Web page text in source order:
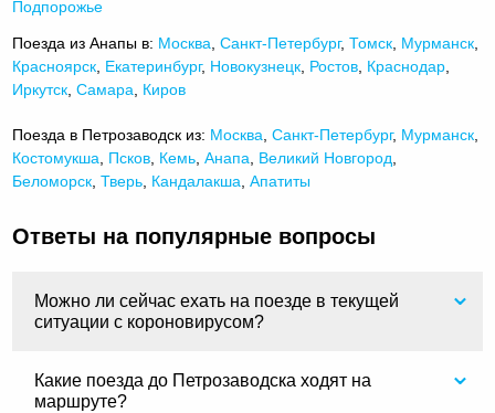
Подпорожье
Поезда из Анапы в: Москва ,Санкт-Петербург,Томск Мурманск
Красноярск Екатеринбург, Новокузнецк Ростов Краснодар
Иркутск ,Самара Киров
Поезда в Петрозаводск из: Москва ,Санкт-Петербург, Мурманск
Костомукша
Псков Кемь ,Анапа Великий Новгород
Беломорск ,Тверь Кандалакша ,Апатиты
Ответы на популярные вопросы
Можно ли сейчас ехать на поезде в текущей
ситуации с короновирусом?
Какие поезда до Петрозаводска ходят на
маршруте?